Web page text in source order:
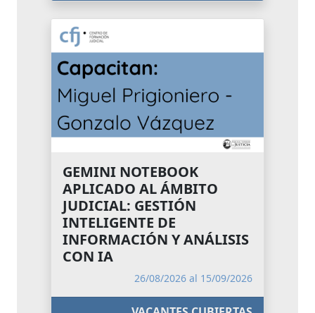
GEMINI NOTEBOOK
APLICADO AL ÁMBITO
JUDICIAL: GESTIÓN
INTELIGENTE DE
INFORMACIÓN Y ANÁLISIS
CON IA
26/08/2026 al 15/09/2026